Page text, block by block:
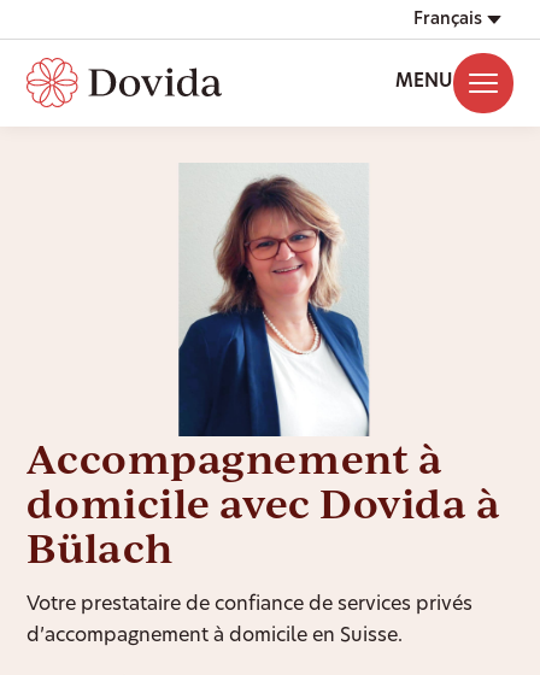
Français
MENU
Accompagnement à
domicile avec Dovida à
Bülach
Votre prestataire de confiance de services privés
d’accompagnement à domicile en Suisse.